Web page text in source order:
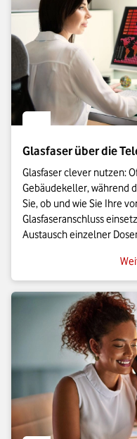
Glasfaser über die
Glasfaser clever nutzen:
Gebäudekeller, während
Sie, ob und wie Sie Ihre
Glasfaseranschluss
Austausch einzelner